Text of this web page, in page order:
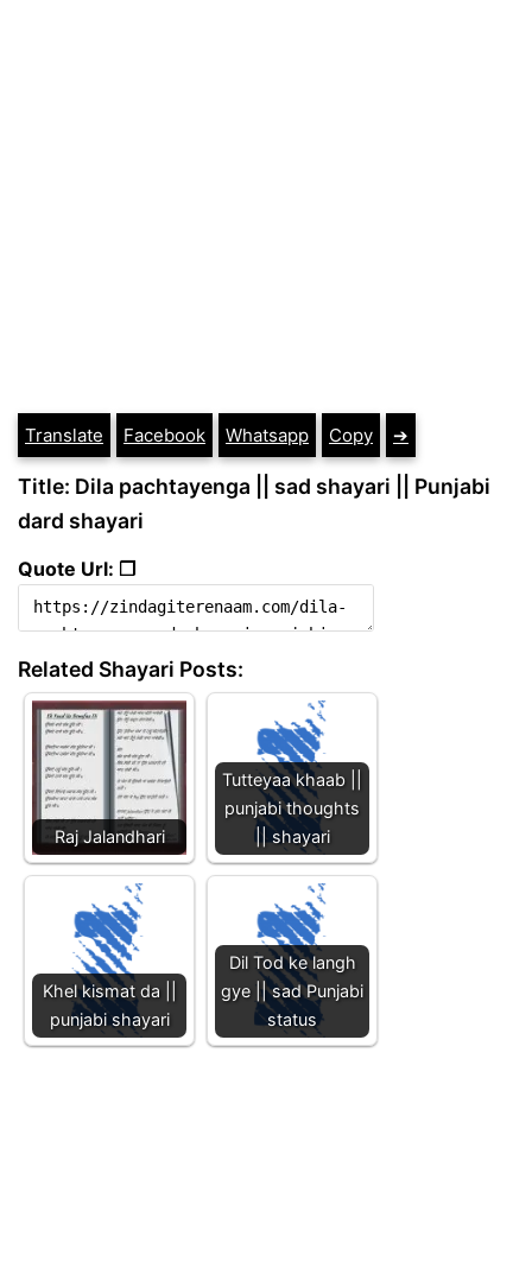
Translate Facebook Whatsapp Copy ➔
Title: Dila pachtayenga || sad shayari || Punjabi
dard shayari
Quote Url: ❐
Related Shayari Posts:
Raj Jalandhari
Tutteyaa khaab ||
punjabi thoughts
|| shayari
Khel kismat da ||
punjabi shayari
Dil Tod ke langh
gye || sad Punjabi
status